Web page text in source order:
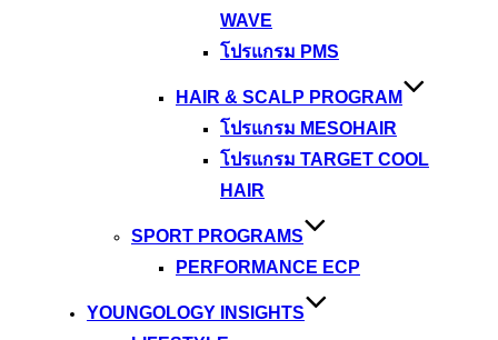
WAVE
โปรแกรม PMS
HAIR & SCALP PROGRAM
โปรแกรม MESOHAIR
โปรแกรม TARGET COOL
HAIR
SPORT PROGRAMS
PERFORMANCE ECP
YOUNGOLOGY INSIGHTS